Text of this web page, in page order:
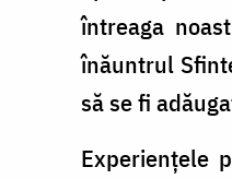
întreaga
înăuntrul
să se fi
Experiențele